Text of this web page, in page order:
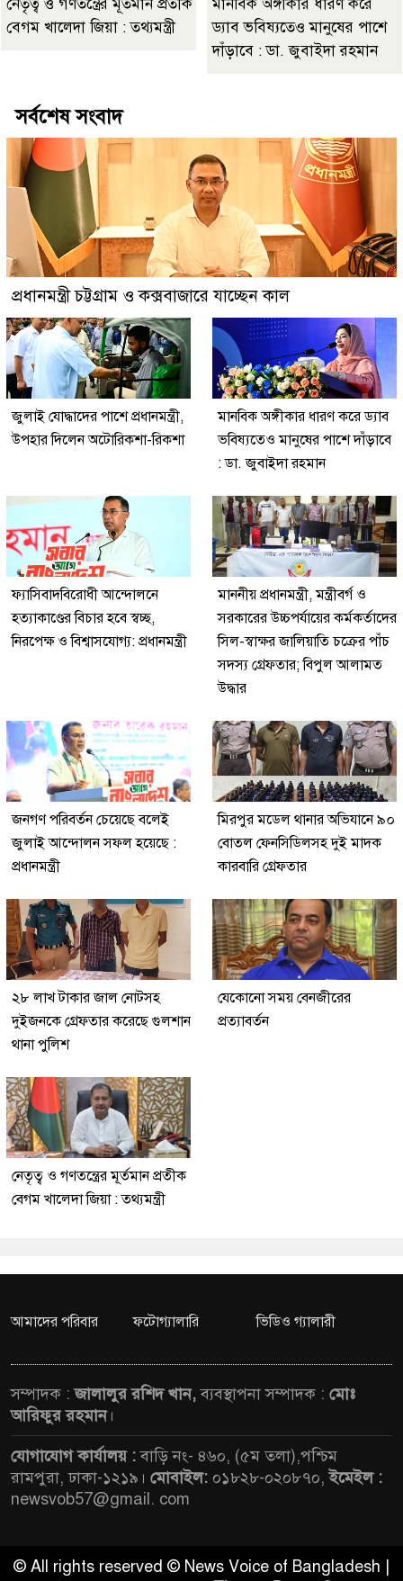
নেতৃত্ব ও গণতন্ত্রের মূর্তমান প্রতীক
বেগম খালেদা জিয়া : তথ্যমন্ত্রী
মানবিক অঙ্গীকার ধারণ করে
ড্যাব ভবিষ্যতেও মানুষের পাশে
দাঁড়াবে : ডা. জুবাইদা রহমান
সর্বশেষ সংবাদ
প্রধানমন্ত্রী চট্টগ্রাম ও কক্সবাজারে যাচ্ছেন কাল
জুলাই যোদ্ধাদের পাশে প্রধানমন্ত্রী,
উপহার দিলেন অটোরিকশা-রিকশা
মানবিক অঙ্গীকার ধারণ করে ড্যাব
ভবিষ্যতেও মানুষের পাশে দাঁড়াবে
: ডা. জুবাইদা রহমান
ফ্যাসিবাদবিরোধী আন্দোলনে
হত্যাকাণ্ডের বিচার হবে স্বচ্ছ,
নিরপেক্ষ ও বিশ্বাসযোগ্য: প্রধানমন্ত্রী
মাননীয় প্রধানমন্ত্রী, মন্ত্রীবর্গ ও
সরকারের উচ্চপর্যায়ের কর্মকর্তাদের
সিল-স্বাক্ষর জালিয়াতি চক্রের পাঁচ
সদস্য গ্রেফতার; বিপুল আলামত
উদ্ধার
জনগণ পরিবর্তন চেয়েছে বলেই
জুলাই আন্দোলন সফল হয়েছে :
প্রধানমন্ত্রী
মিরপুর মডেল থানার অভিযানে ৯০
বোতল ফেনসিডিলসহ দুই মাদক
কারবারি গ্রেফতার
২৮ লাখ টাকার জাল নোটসহ
দুইজনকে গ্রেফতার করেছে গুলশান
থানা পুলিশ
যেকোনো সময় বেনজীরের
প্রত্যাবর্তন
নেতৃত্ব ও গণতন্ত্রের মূর্তমান প্রতীক
বেগম খালেদা জিয়া : তথ্যমন্ত্রী
আমাদের পরিবার ফটোগ্যালারি ভিডিও গ্যালারী
সম্পাদক :জালালুর রশিদ খান,ব্যবস্থাপনা সম্পাদক : মোঃ
আরিফুর রহমান।
যোগাযোগ কার্যালয় :বাড়ি নং- ৪৬০, (৫ম তলা),পশ্চিম
রামপুরা, ঢাকা-১২১৯। মোবাইল: ০১৮২৮-০২০৮৭০,ইমেইল :
newsvob57@gmail. com
© All rights reserved © News Voice of Bangladesh |